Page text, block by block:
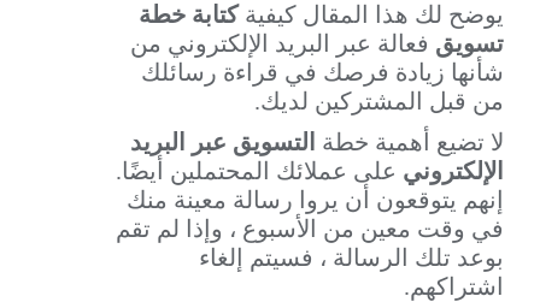
يوضح لك هذا المقال كيفيةكتابة خطة
تسويق فعالة عبر البريد الإلكتروني من
شأنها زيادة فرصك في قراءة رسائلك
من قبل المشتركين لديك.
لا تضيع أهمية خطة التسويق عبر البريد
الإلكتروني على عملائك المحتملين أيضًا.
إنهم يتوقعون أن يروا رسالة معينة منك
في وقت معين من الأسبوع ، وإذا لم تقم
بوعد تلك الرسالة ، فسيتم إلغاء
اشتراكهم.